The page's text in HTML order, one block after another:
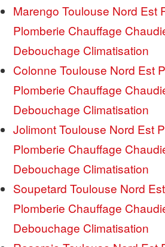
Marengo Toulouse Nord Est
Plomberie Chauffage
Debouchage Climatisation
Colonne Toulouse Nord Est
Plomberie Chauffage
Debouchage Climatisation
Jolimont Toulouse Nord Est
Plomberie Chauffage
Debouchage Climatisation
Soupetard Toulouse Nord
Plomberie Chauffage
Debouchage Climatisation